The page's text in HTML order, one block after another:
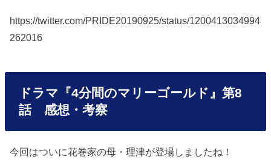
https://twitter.com/PRIDE20190925/status/1200413034994
262016
ドラマ『4分間のマリーゴールド』第8
話 感想・考察
今回はついに花巻家の母・理津が登場しましたね！